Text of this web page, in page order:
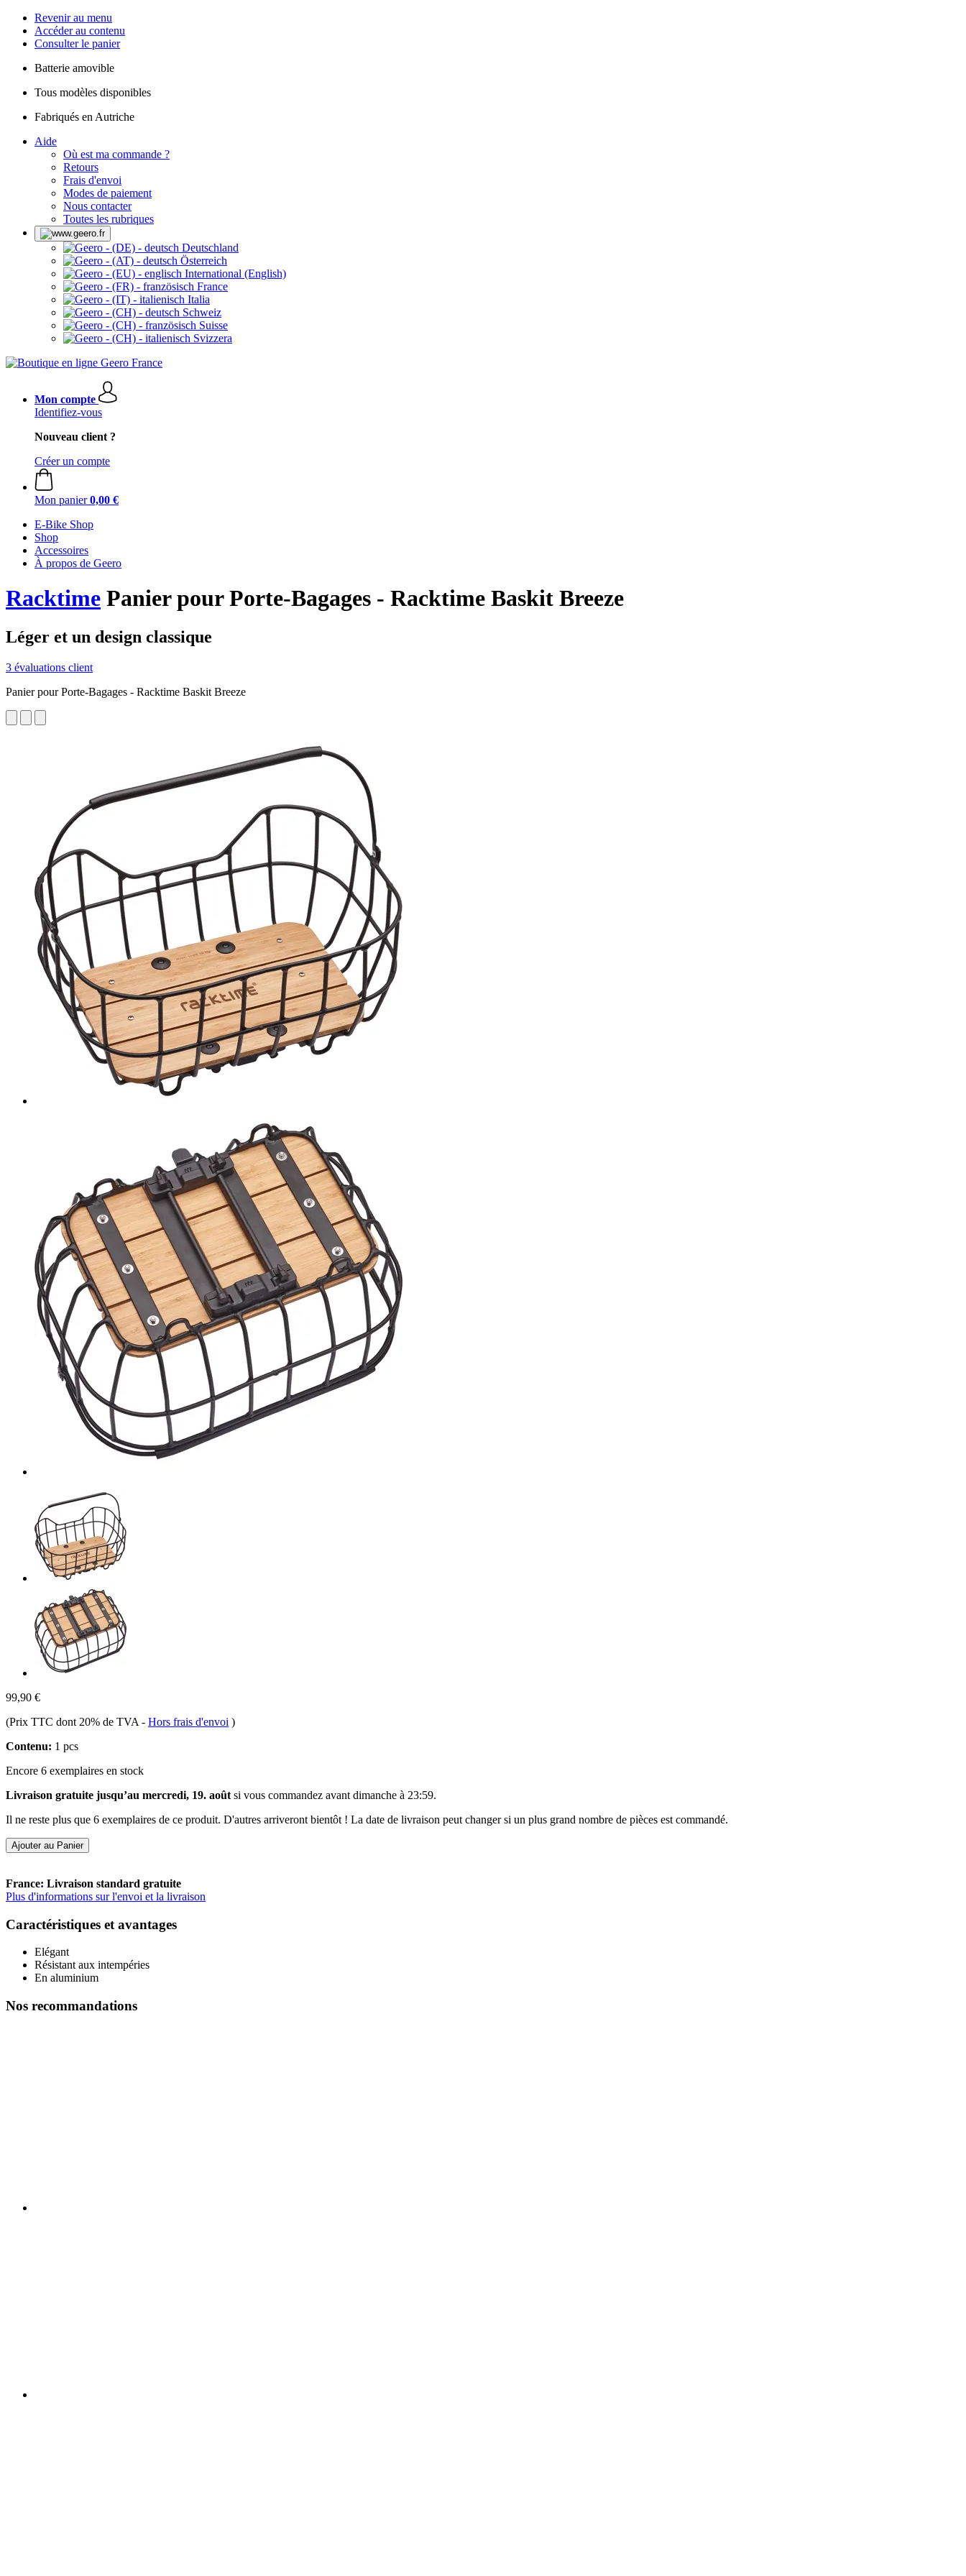
Revenir au menu
Accéder au contenu
Consulter le panier
Batterie amovible
Tous modèles disponibles
Fabriqués en Autriche
Aide
Où est ma commande ?
Retours
Frais d'envoi
Modes de paiement
Nous contacter
Toutes les rubriques
Deutschland
Österreich
International (English)
France
Italia
Schweiz
Suisse
Svizzera
Mon compte
Identifiez-vous
Nouveau client ?
Créer un compte
Mon panier 0,00 €
E-Bike Shop
Shop
Accessoires
À propos de Geero
Racktime Panier pour Porte-Bagages - Racktime Baskit Breeze
Léger et un design classique
3 évaluations client
Panier pour Porte-Bagages - Racktime Baskit Breeze
99,90 €
(Prix TTC dont 20% de TVA - Hors frais d'envoi )
Contenu: 1 pcs
Encore 6 exemplaires en stock
Livraison gratuite jusqu’au mercredi, 19. août si vous commandez avant dimanche à 23:59.
Il ne reste plus que 6 exemplaires de ce produit. D'autres arriveront bientôt ! La date de livraison peut changer si un plus grand nombre de pièces est commandé.
Ajouter au Panier
France: Livraison standard gratuite
Plus d'informations sur l'envoi et la livraison
Caractéristiques et avantages
Elégant
Résistant aux intempéries
En aluminium
Nos recommandations